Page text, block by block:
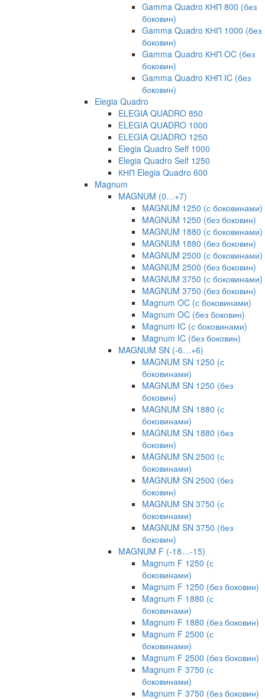
Gamma Quadro КНП 800 (без
боковин)
Gamma Quadro КНП 1000 (без
боковин)
Gamma Quadro КНП OC (без
боковин)
Gamma Quadro КНП IC (без
боковин)
Elegia Quadro
ELEGIA QUADRO 850
ELEGIA QUADRO 1000
ELEGIA QUADRO 1250
Elegia Quadro Self 1000
Elegia Quadro Self 1250
КНП Elegia Quadro 600
Magnum
MAGNUM (0…+7)
MAGNUM 1250 (с боковинами)
MAGNUM 1250 (без боковин)
MAGNUM 1880 (с боковинами)
MAGNUM 1880 (без боковин)
MAGNUM 2500 (с боковинами)
MAGNUM 2500 (без боковин)
MAGNUM 3750 (с боковинами)
MAGNUM 3750 (без боковин)
Magnum OC (с боковинами)
Magnum OC (без боковин)
Magnum IC (с боковинами)
Magnum IC (без боковин)
MAGNUM SN (-6…+6)
MAGNUM SN 1250 (с
боковинами)
MAGNUM SN 1250 (без
боковин)
MAGNUM SN 1880 (с
боковинами)
MAGNUM SN 1880 (без
боковин)
MAGNUM SN 2500 (с
боковинами)
MAGNUM SN 2500 (без
боковин)
MAGNUM SN 3750 (с
боковинами)
MAGNUM SN 3750 (без
боковин)
MAGNUM F (-18…-15)
Magnum F 1250 (с
боковинами)
Magnum F 1250 (без боковин)
Magnum F 1880 (с
боковинами)
Magnum F 1880 (без боковин)
Magnum F 2500 (с
боковинами)
Magnum F 2500 (без боковин)
Magnum F 3750 (с
боковинами)
Magnum F 3750 (без боковин)